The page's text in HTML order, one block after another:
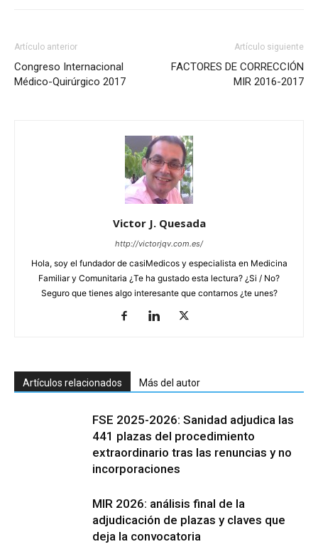
Artículo anterior
Congreso Internacional
Médico-Quirúrgico 2017
Artículo siguiente
FACTORES DE CORRECCIÓN
MIR 2016-2017
Victor J. Quesada
http://victorjqv.com.es/
Hola, soy el fundador de casiMedicos y especialista en Medicina
Familiar y Comunitaria ¿Te ha gustado esta lectura? ¿Si / No?
Seguro que tienes algo interesante que contarnos ¿te unes?
Artículos relacionados Más del autor
FSE 2025-2026: Sanidad adjudica las
441 plazas del procedimiento
extraordinario tras las renuncias y no
incorporaciones
MIR 2026: análisis final de la
adjudicación de plazas y claves que
deja la convocatoria